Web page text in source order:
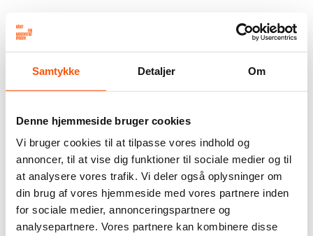
Samtykke Detaljer Om
Denne hjemmeside bruger cookies
Vi bruger cookies til at tilpasse vores indhold og
annoncer, til at vise dig funktioner til sociale medier og til
at analysere vores trafik. Vi deler også oplysninger om
din brug af vores hjemmeside med vores partnere inden
for sociale medier, annonceringspartnere og
analysepartnere. Vores partnere kan kombinere disse